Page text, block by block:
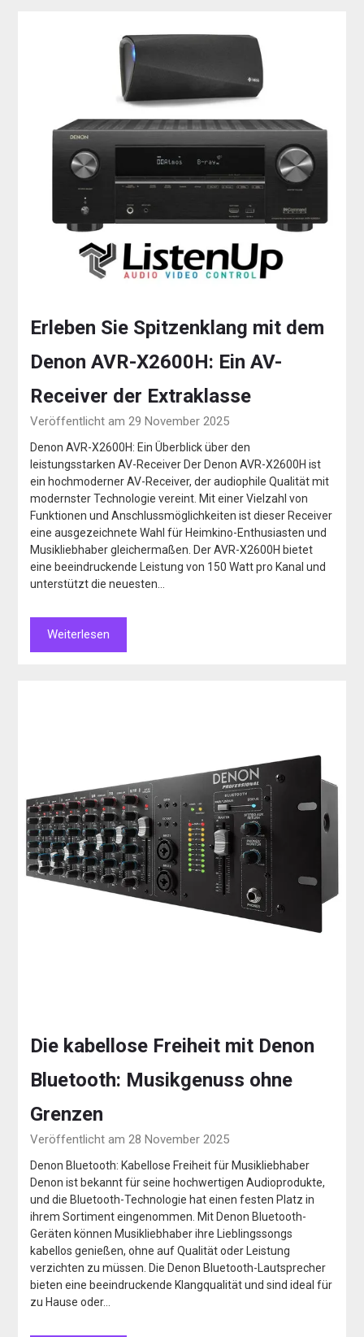
Erleben Sie Spitzenklang mit dem
Denon AVR-X2600H: Ein AV-
Receiver der Extraklasse
Veröffentlicht am 29 November 2025
Denon AVR-X2600H: Ein Überblick über den
leistungsstarken AV-Receiver Der Denon AVR-X2600H ist
ein hochmoderner AV-Receiver, der audiophile Qualität mit
modernster Technologie vereint. Mit einer Vielzahl von
Funktionen und Anschlussmöglichkeiten ist dieser Receiver
eine ausgezeichnete Wahl für Heimkino-Enthusiasten und
Musikliebhaber gleichermaßen. Der AVR-X2600H bietet
eine beeindruckende Leistung von 150 Watt pro Kanal und
unterstützt die neuesten…
Weiterlesen
Die kabellose Freiheit mit Denon
Bluetooth: Musikgenuss ohne
Grenzen
Veröffentlicht am 28 November 2025
Denon Bluetooth: Kabellose Freiheit für Musikliebhaber
Denon ist bekannt für seine hochwertigen Audioprodukte,
und die Bluetooth-Technologie hat einen festen Platz in
ihrem Sortiment eingenommen. Mit Denon Bluetooth-
Geräten können Musikliebhaber ihre Lieblingssongs
kabellos genießen, ohne auf Qualität oder Leistung
verzichten zu müssen. Die Denon Bluetooth-Lautsprecher
bieten eine beeindruckende Klangqualität und sind ideal für
zu Hause oder…